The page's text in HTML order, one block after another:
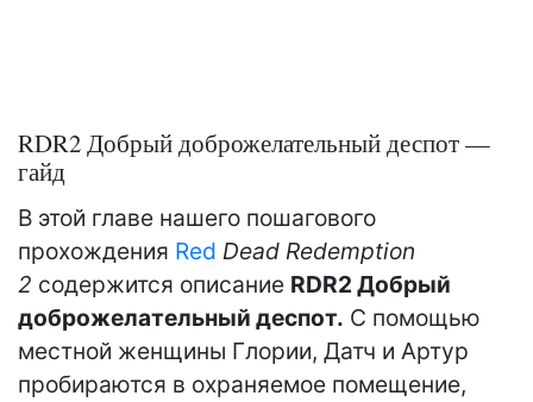
RDR2 Добрый доброжелательный деспот —
гайд
В этой главе нашего пошагового
прохождения Red Dead Redemption
2 содержится описание RDR2 Добрый
доброжелательный деспот. С помощью
местной женщины Глории, Датч и Артур
пробираются в охраняемое помещение,